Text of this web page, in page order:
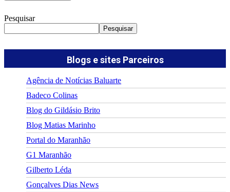
Pesquisar
Pesquisar
Blogs e sites Parceiros
Agência de Notícias Baluarte
Badeco Colinas
Blog do Gildásio Brito
Blog Matias Marinho
Portal do Maranhão
G1 Maranhão
Gilberto Léda
Gonçalves Dias News